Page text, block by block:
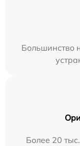
Большинство
Более 20